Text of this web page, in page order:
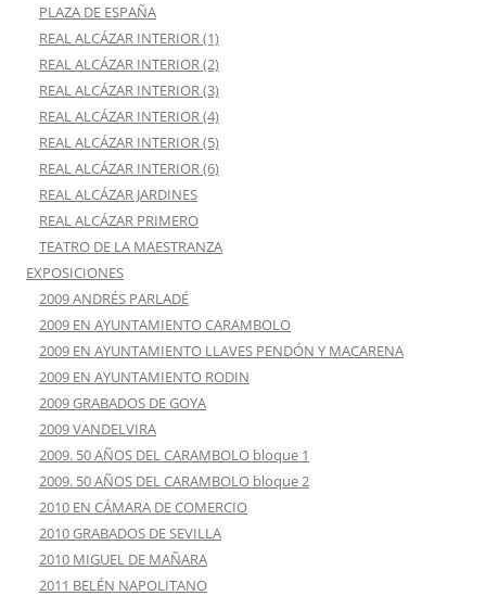
PLAZA DE ESPAÑA
REAL ALCÁZAR INTERIOR (1)
REAL ALCÁZAR INTERIOR (2)
REAL ALCÁZAR INTERIOR (3)
REAL ALCÁZAR INTERIOR (4)
REAL ALCÁZAR INTERIOR (5)
REAL ALCÁZAR INTERIOR (6)
REAL ALCÁZAR JARDINES
REAL ALCÁZAR PRIMERO
TEATRO DE LA MAESTRANZA
EXPOSICIONES
2009 ANDRÉS PARLADÉ
2009 EN AYUNTAMIENTO CARAMBOLO
2009 EN AYUNTAMIENTO LLAVES PENDÓN Y MACARENA
2009 EN AYUNTAMIENTO RODIN
2009 GRABADOS DE GOYA
2009 VANDELVIRA
2009. 50 AÑOS DEL CARAMBOLO bloque 1
2009. 50 AÑOS DEL CARAMBOLO bloque 2
2010 EN CÁMARA DE COMERCIO
2010 GRABADOS DE SEVILLA
2010 MIGUEL DE MAÑARA
2011 BELÉN NAPOLITANO